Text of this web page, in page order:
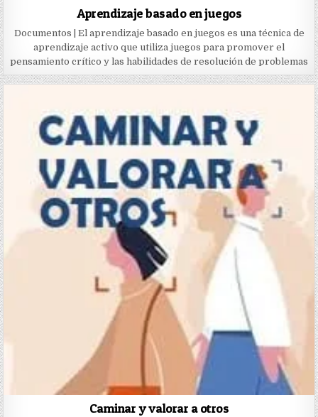
Aprendizaje basado en juegos
Documentos | El aprendizaje basado en juegos es una técnica de
aprendizaje activo que utiliza juegos para promover el
pensamiento crítico y las habilidades de resolución de problemas
Caminar y valorar a otros